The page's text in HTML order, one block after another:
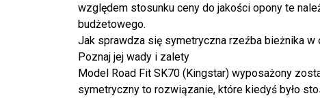
względem stosunku ceny do jakości opony te
budżetowego.
Jak sprawdza się symetryczna rzeźba bieżnika
Poznaj jej wady i zalety
Model Road Fit SK70 (Kingstar) wyposażony
symetryczny to rozwiązanie, które kiedyś było